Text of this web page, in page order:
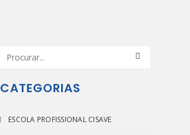
CATEGORIAS
ESCOLA PROFISSIONAL CISAVE